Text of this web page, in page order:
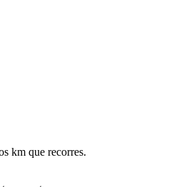
km que recorres.